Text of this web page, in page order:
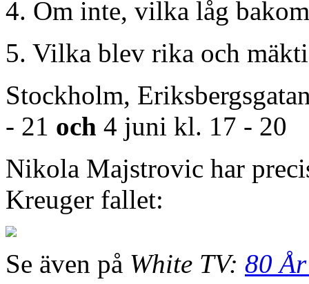
4. Om inte, vilka låg
5. Vilka blev rika och
Stockholm,
- 21 och 4 juni kl. 17 - 20
Nikola Majstrovic har
Kreuger fallet:
Se även på White TV: 80